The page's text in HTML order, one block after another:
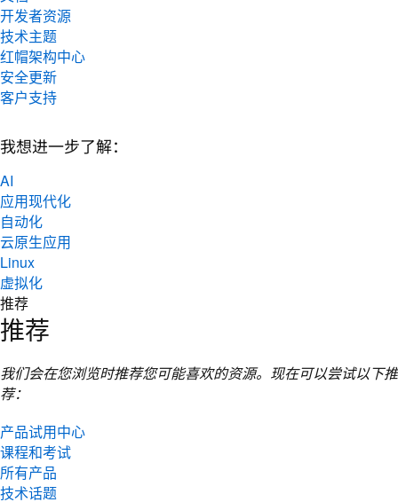
开发者资源
技术主题
红帽架构中心
安全更新
客户支持
我想进一步了解：
AI
应用现代化
自动化
云原生应用
Linux
虚拟化
推荐
推荐
我们会在您浏览时推荐您可能喜欢的资源。现在可以尝试以下推
荐：
产品试用中心
课程和考试
所有产品
技术话题